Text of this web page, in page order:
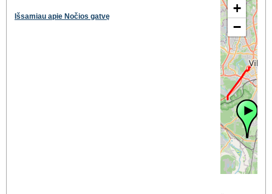
Išsamiau apie Nočios gatvę
+
−